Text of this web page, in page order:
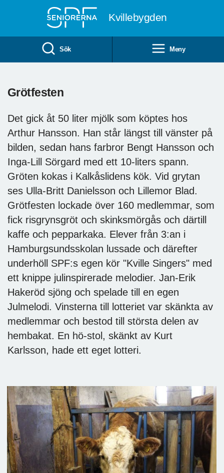
Kvillebygden
Sök Meny
Grötfesten
Det gick åt 50 liter mjölk som köptes hos
Arthur Hansson. Han står längst till vänster på
bilden, sedan hans farbror Bengt Hansson och
Inga-Lill Sörgard med ett 10-liters spann.
Gröten kokas i Kalkåslidens kök. Vid grytan
ses Ulla-Britt Danielsson och Lillemor Blad.
Grötfesten lockade över 160 medlemmar, som
fick risgrynsgröt och skinksmörgås och därtill
kaffe och pepparkaka. Elever från 3:an i
Hamburgsundsskolan lussade och därefter
underhöll SPF:s egen kör "Kville Singers" med
ett knippe julinspirerade melodier. Jan-Erik
Hakeröd sjöng och spelade till en egen
Julmelodi. Vinsterna till lotteriet var skänkta av
medlemmar och bestod till största delen av
hembakat. En hö-stol, skänkt av Kurt
Karlsson, hade ett eget lotteri.